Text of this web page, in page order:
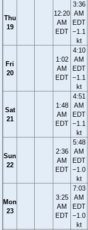
Thu
19
12:20
AM
EDT
3:36
AM
EDT
−1.1
kt
Fri
20
1:02
AM
EDT
4:10
AM
EDT
−1.1
kt
Sat
21
1:48
AM
EDT
4:51
AM
EDT
−1.1
kt
Sun
22
2:36
AM
EDT
5:48
AM
EDT
−1.0
kt
Mon
23
3:25
AM
EDT
7:03
AM
EDT
−1.0
kt